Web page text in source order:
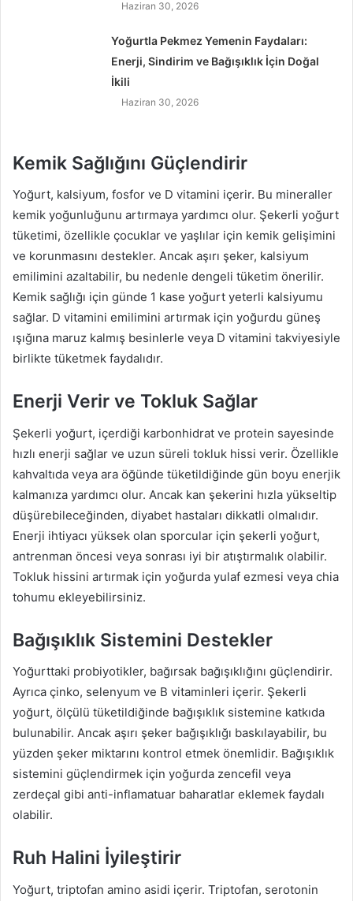
Haziran 30, 2026
Yoğurtla Pekmez Yemenin Faydaları:
Enerji, Sindirim ve Bağışıklık İçin Doğal
İkili
Haziran 30, 2026
Kemik Sağlığını Güçlendirir
Yoğurt, kalsiyum, fosfor ve D vitamini içerir. Bu mineraller
kemik yoğunluğunu artırmaya yardımcı olur. Şekerli yoğurt
tüketimi, özellikle çocuklar ve yaşlılar için kemik gelişimini
ve korunmasını destekler. Ancak aşırı şeker, kalsiyum
emilimini azaltabilir, bu nedenle dengeli tüketim önerilir.
Kemik sağlığı için günde 1 kase yoğurt yeterli kalsiyumu
sağlar. D vitamini emilimini artırmak için yoğurdu güneş
ışığına maruz kalmış besinlerle veya D vitamini takviyesiyle
birlikte tüketmek faydalıdır.
Enerji Verir ve Tokluk Sağlar
Şekerli yoğurt, içerdiği karbonhidrat ve protein sayesinde
hızlı enerji sağlar ve uzun süreli tokluk hissi verir. Özellikle
kahvaltıda veya ara öğünde tüketildiğinde gün boyu enerjik
kalmanıza yardımcı olur. Ancak kan şekerini hızla yükseltip
düşürebileceğinden, diyabet hastaları dikkatli olmalıdır.
Enerji ihtiyacı yüksek olan sporcular için şekerli yoğurt,
antrenman öncesi veya sonrası iyi bir atıştırmalık olabilir.
Tokluk hissini artırmak için yoğurda yulaf ezmesi veya chia
tohumu ekleyebilirsiniz.
Bağışıklık Sistemini Destekler
Yoğurttaki probiyotikler, bağırsak bağışıklığını güçlendirir.
Ayrıca çinko, selenyum ve B vitaminleri içerir. Şekerli
yoğurt, ölçülü tüketildiğinde bağışıklık sistemine katkıda
bulunabilir. Ancak aşırı şeker bağışıklığı baskılayabilir, bu
yüzden şeker miktarını kontrol etmek önemlidir. Bağışıklık
sistemini güçlendirmek için yoğurda zencefil veya
zerdeçal gibi anti-inflamatuar baharatlar eklemek faydalı
olabilir.
Ruh Halini İyileştirir
Yoğurt, triptofan amino asidi içerir. Triptofan, serotonin